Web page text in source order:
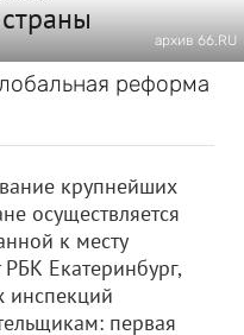
архив 66.RU
реформа
крупнейших
осуществляется
к месту
Екатеринбург,
инспекций
первая